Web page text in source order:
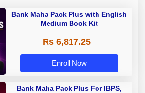
Bank Maha Pack Plus with English
Medium Book Kit
Rs 6,817.25
Enroll Now
Bank Maha Pack Plus For IBPS,